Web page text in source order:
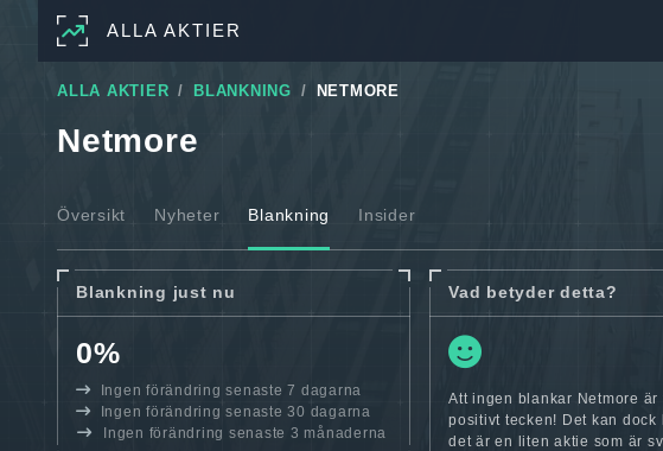
ALLA AKTIER
ALLA AKTIER BLANKNING NETMORE
Netmore
Översikt Nyheter Blankning Insider
Blankning just nu
0%
Ingen förändring senaste 7 dagarna
Ingen förändring senaste 30 dagarna
Ingen förändring senaste 3 månaderna
Vad betyder detta?
Att ingen blankar Netmore är
positivt tecken! Det kan dock
det är en liten aktie som är